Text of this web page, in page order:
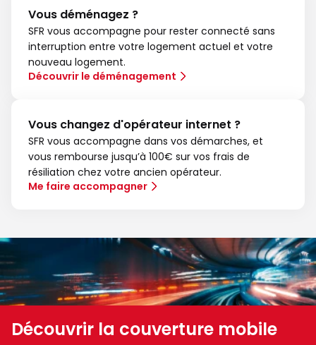
Vous déménagez ?
SFR vous accompagne pour rester connecté sans
interruption entre votre logement actuel et votre
nouveau logement.
Découvrir le déménagement
Vous changez d'opérateur internet ?
SFR vous accompagne dans vos démarches, et
vous rembourse jusqu’à 100€ sur vos frais de
résiliation chez votre ancien opérateur.
Me faire accompagner
Découvrir la couverture mobile